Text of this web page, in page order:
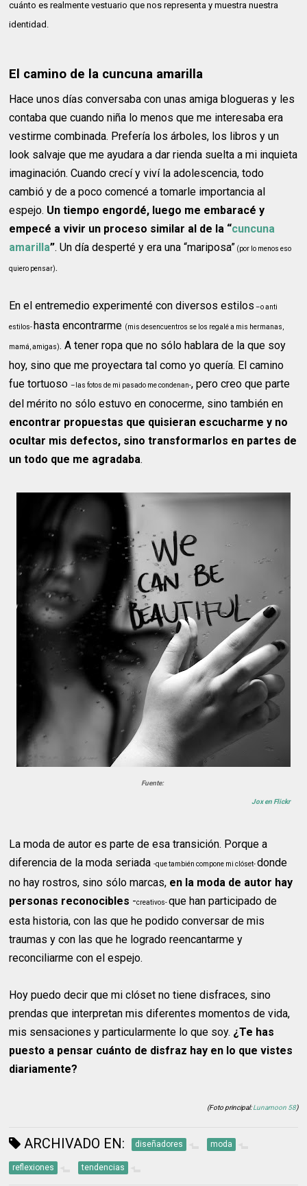
cuánto es realmente vestuario que nos representa y muestra nuestra
identidad.
El camino de la cuncuna amarilla
Hace unos días conversaba con unas amiga blogueras y les
contaba que cuando niña lo menos que me interesaba era
vestirme combinada. Prefería los árboles, los libros y un
look salvaje que me ayudara a dar rienda suelta a mi inquieta
imaginación. Cuando crecí y viví la adolescencia, todo
cambió y de a poco comencé a tomarle importancia al
espejo. Un tiempo engordé, luego me embaracé y
empecé a vivir un proceso similar al de la “cuncuna
amarilla”. Un día desperté y era una “mariposa” (por lo menos eso
quiero pensar).
En el entremedio experimenté con diversos estilos –o anti
estilos- hasta encontrarme (mis desencuentros se los regalé a mis hermanas,
mamá, amigas). A tener ropa que no sólo hablara de la que soy
hoy, sino que me proyectara tal como yo quería. El camino
fue tortuoso–las fotos de mi pasado me condenan-, pero creo que parte
del mérito no sólo estuvo en conocerme, sino también en
encontrar propuestas que quisieran escucharme y no
ocultar mis defectos, sino transformarlos en partes de
un todo que me agradaba.
Fuente:
Jox en Flickr
La moda de autor es parte de esa transición. Porque a
diferencia de la moda seriada-que también compone mi clóset-donde
no hay rostros, sino sólo marcas, en la moda de autor hay
personas reconocibles -creativos-que han participado de
esta historia, con las que he podido conversar de mis
traumas y con las que he logrado reencantarme y
reconciliarme con el espejo.
Hoy puedo decir que mi clóset no tiene disfraces, sino
prendas que interpretan mis diferentes momentos de vida,
mis sensaciones y particularmente lo que soy. ¿Te has
puesto a pensar cuánto de disfraz hay en lo que vistes
diariamente?
(Foto principal:Lunamoon 58)
ARCHIVADO EN: diseñadores moda
reflexiones tendencias